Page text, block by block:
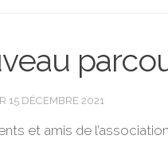
15 DÉCEMBRE 2021
et amis de